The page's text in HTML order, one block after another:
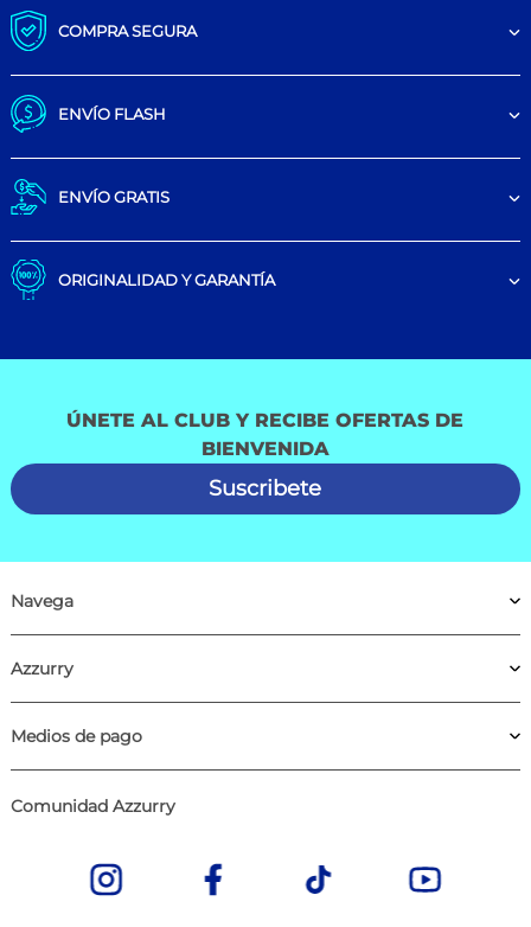
COMPRA SEGURA
ENVÍO FLASH
ENVÍO GRATIS
ORIGINALIDAD Y GARANTÍA
ÚNETE AL CLUB Y RECIBE OFERTAS DE
BIENVENIDA
Suscribete
Navega
Azzurry
Medios de pago
Comunidad Azzurry